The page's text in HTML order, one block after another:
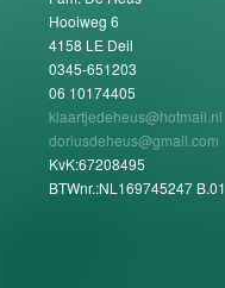
Hooiweg 6
4158 LE Deil
0345-651203
06 10174405
klaartjedeheus@hotmail.nl
doriusdeheus@gmail.com
KvK:67208495
BTWnr.:NL169745247 B.01